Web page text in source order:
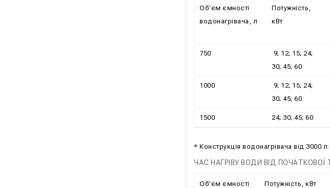
Об’єм ємності
водонагрівача, л
Потужність,
кВт
750
9; 12; 15; 24;
30; 45; 60
1000
9; 12; 15; 24;
30; 45; 60
1500 24; 30; 45; 60
* Конструкція водонагрівача від
ЧАС НАГРІВУ ВОДИ ВІД
Об’єм ємності
Потужність, кВт